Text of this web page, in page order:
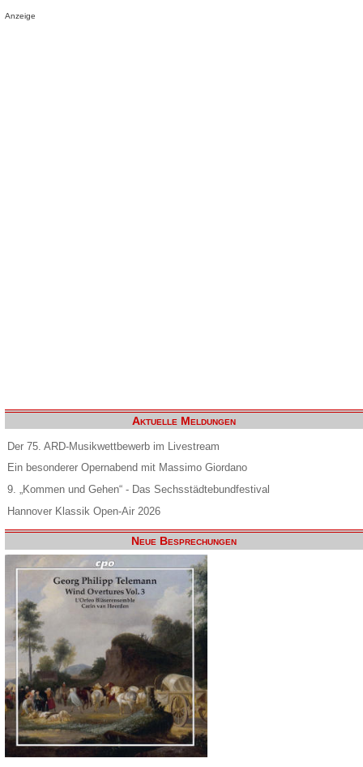
Anzeige
Aktuelle Meldungen
Der 75. ARD-Musikwettbewerb im Livestream
Ein besonderer Opernabend mit Massimo Giordano
9. „Kommen und Gehen“ - Das Sechsstädtebundfestival
Hannover Klassik Open-Air 2026
Neue Besprechungen